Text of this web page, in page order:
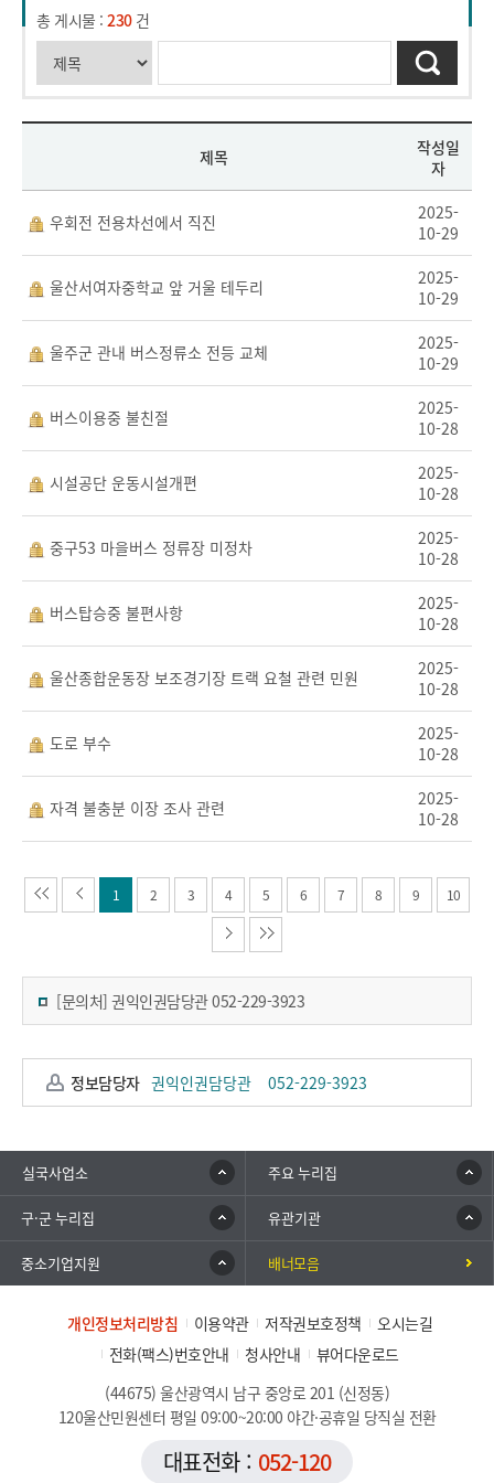
총 게시물 : 230건
제목
작성일
자
우회전 전용차선에서 직진
2025-
10-29
울산서여자중학교 앞 거울 테두리
2025-
10-29
울주군 관내 버스정류소 전등 교체
2025-
10-29
버스이용중 불친절
2025-
10-28
시설공단 운동시설개편
2025-
10-28
중구53 마을버스 정류장 미정차
2025-
10-28
버스탑승중 불편사항
2025-
10-28
울산종합운동장 보조경기장 트랙 요철 관련 민원
2025-
10-28
도로 부수
2025-
10-28
자격 불충분 이장 조사 관련
2025-
10-28
1 2 3 4 5 6 7 8 9 10
[문의처] 권익인권담당관 052-229-3923
정보담당자 권익인권담당관 052-229-3923
실국사업소 주요 누리집
구·군 누리집 유관기관
중소기업지원 배너모음
개인정보처리방침 이용약관 저작권보호정책
오시는길
전화(팩스)번호안내
청사안내
뷰어다운로드
(44675) 울산광역시 남구 중앙로 201 (신정동)
120울산민원센터 평일 09:00~20:00 야간·공휴일 당직실 전환
대표전화 : 052-120